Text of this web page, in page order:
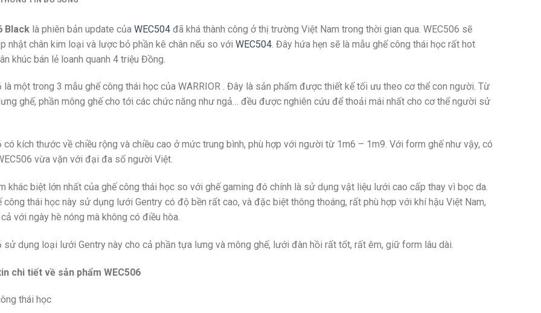
Blacklà phiên bản update của WEC504đã khá thành công ở thị trường Việt Nam trong thời gian qua. WEC506 sẽ
nhật chân kim loại và lược bỏ phần kê chân nếu so với WEC504. Đây hứa hẹn sẽ là mẫu ghế công thái học rất hot
khúc bán lẻ loanh quanh 4 triệu Đồng.
là một trong 3 mẫu ghế công thái học của WARRIOR . Đây là sản phẩm được thiết kế tối ưu theo cơ thể con người. Từ
ghế, phần mông ghế cho tới các chức năng như ngả… đều được nghiên cứu để thoải mái nhất cho cơ thể người sử
có kích thước về chiều rộng và chiều cao ở mức trung bình, phù hợp với người từ 1m6 – 1m9. Với form ghế như vậy, có
vừa vặn với đại đa số người Việt.
khác biệt lớn nhất của ghế công thái học so với ghế gaming đó chính là sử dụng vật liệu lưới cao cấp thay vì bọc da.
công thái học này sử dụng lưới Gentry có độ bền rất cao, và đặc biệt thông thoáng, rất phù hợp với khí hậu Việt Nam,
với ngày hè nóng mà không có điều hòa.
sử dụng loại lưới Gentry này cho cả phần tựa lưng và mông ghế, lưới đàn hồi rất tốt, rất êm, giữ form lâu dài.
chi tiết về sản phẩm WEC506
thái học